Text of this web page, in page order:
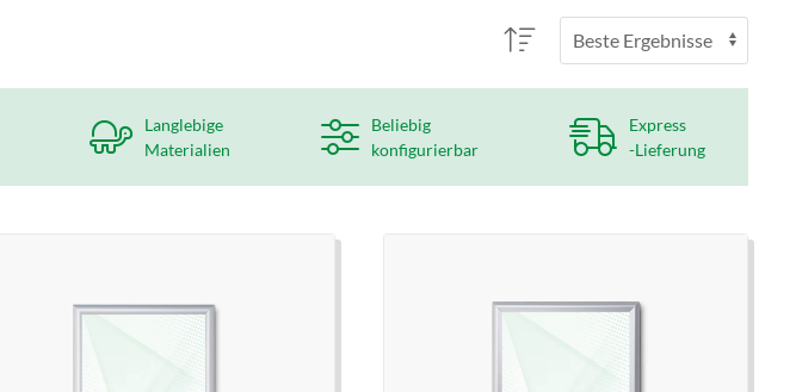
Langlebige
Materialien
Beliebig
konfigurierbar
Express
-Lieferung